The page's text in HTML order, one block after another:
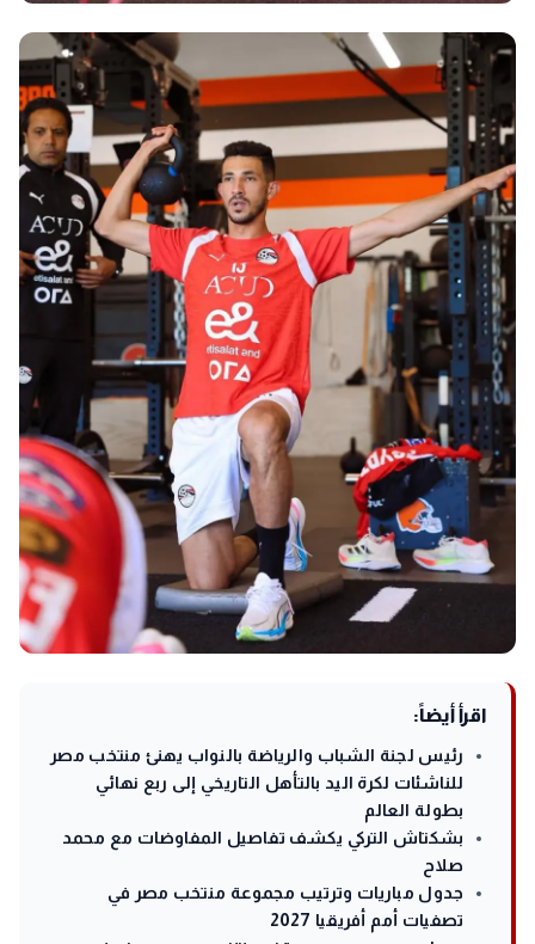
اقرأ أيضاً:
رئيس لجنة الشباب والرياضة بالنواب يهنئ منتخب مصر
للناشئات لكرة اليد بالتأهل التاريخي إلى ربع نهائي
بطولة العالم
بشكتاش التركي يكشف تفاصيل المفاوضات مع محمد
صلاح
جدول مباريات وترتيب مجموعة منتخب مصر في
تصفيات أمم أفريقيا 2027